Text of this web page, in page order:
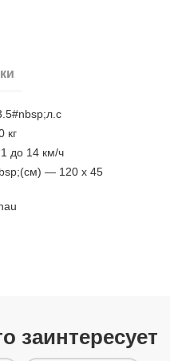
кг
до 14 км/ч
— 120 х 45
заинтересует